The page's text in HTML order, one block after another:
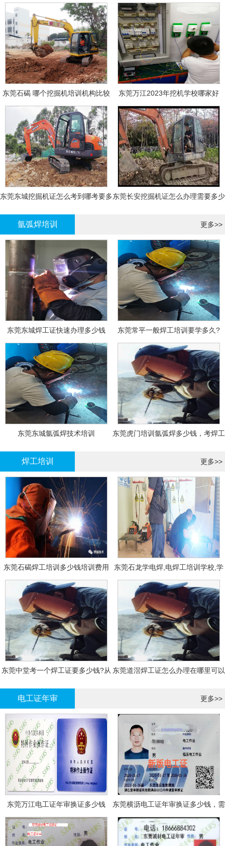
东莞石碣 哪个挖掘机培训机构比较
好?
东莞万江2023年挖机学校哪家好
东莞东城挖掘机证怎么考到哪考要多东莞长安挖掘机证怎么办理需要多少
氩弧焊培训 更多>>
东莞东城焊工证快速办理多少钱 东莞常平一般焊工培训要学多久?
东莞东城氩弧焊技术培训
东莞虎门培训氩弧焊多少钱，考焊工
焊工培训 更多>>
东莞石碣焊工培训多少钱培训费用
东莞石龙学电焊,电焊工培训学校,学
费多少钱?
东莞中堂考一个焊工证要多少钱?从 东莞道滘焊工证怎么办理在哪里可以
电工证年审 更多>>
东莞万江电工证年审换证多少钱
东莞横沥电工证年审换证多少钱，需
要什么资料